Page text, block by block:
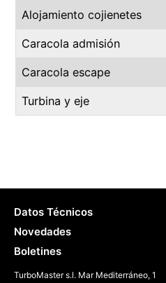
Alojamiento cojienetes
Caracola admisión
Caracola escape
Turbina y eje
Datos Técnicos
Novedades
Boletines
TurboMaster s.l. Mar Mediterráneo, 1